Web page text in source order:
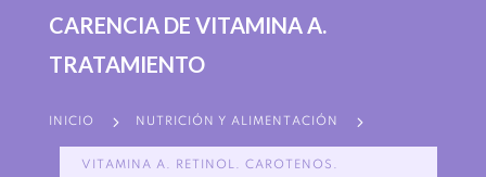
CARENCIA DE VITAMINA A.
TRATAMIENTO
INICIO 5 NUTRICIÓN Y ALIMENTACIÓN 5
VITAMINA A. RETINOL. CAROTENOS.